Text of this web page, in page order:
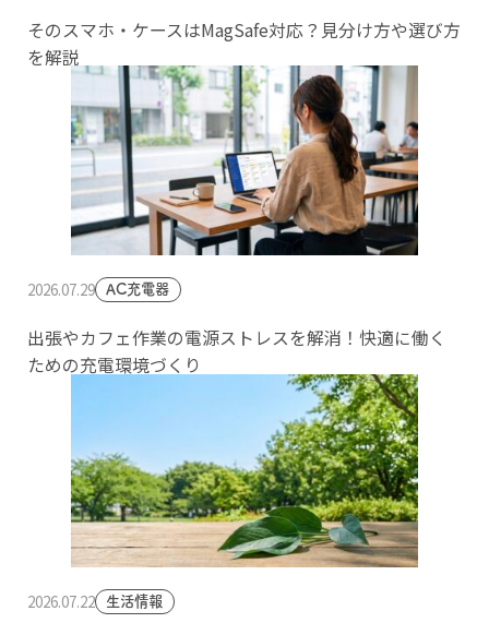
そのスマホ・ケースはMagSafe対応？見分け方や選び方
を解説
2026.07.29 AC充電器
出張やカフェ作業の電源ストレスを解消！快適に働く
ための充電環境づくり
2026.07.22 生活情報